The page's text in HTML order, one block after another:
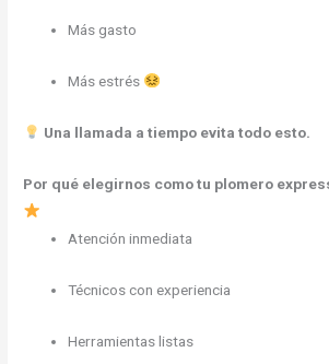
Más gasto
Más estrés
Una llamada a tiempo evita todo esto.
Por qué elegirnos como tu plomero
Atención inmediata
Técnicos con experiencia
Herramientas listas